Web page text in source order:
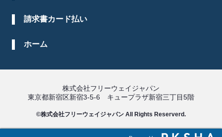
請求書カード払い
ホーム
株式会社フリーウェイジャパン
東京都新宿区新宿3-5-6 キュープラザ新宿三丁目5階
©株式会社フリーウェイジャパン All Rights Reserverd.